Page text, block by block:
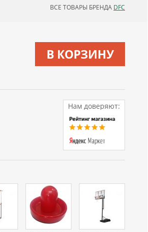
ОБНОВЛЯЮ СПИСОК
ВСЕ ТОВАРЫ БРЕНДА DFC
В КОРЗИНУ
Нам доверяют: